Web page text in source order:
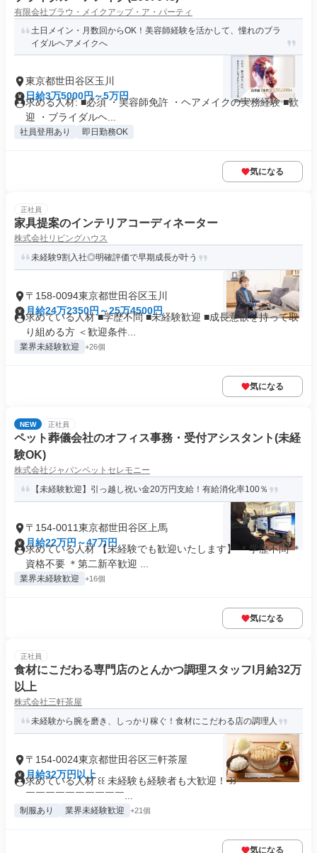
有限会社ブラウ・メイクアップ・ア・パーティ
土日メイン・月数回からOK！美容師経験を活かして、憧れのブラ
イダルヘアメイクへ
東京都世田谷区玉川
日給3万5000円～5万円
求める人材: ■必須 ・美容師免許 ・ヘアメイクの実務経験 ■歓
迎 ・ブライダルヘ...
社員登用あり 即日勤務OK
気になる
正社員
家具提案のインテリアコーディネーター
株式会社リビングハウス
未経験9割入社◎明確評価で早期成長が叶う
〒158-0094東京都世田谷区玉川
月給24万2350円～25万4500円
求めている人材 ■学歴不問 ■未経験歓迎 ■成長意欲を持って取
り組める方 ＜歓迎条件...
業界未経験歓迎 +26個
気になる
NEW 正社員
ペット葬儀会社のオフィス事務・受付アシスタント(未経
験OK)
株式会社ジャパンペットセレモニー
【未経験歓迎】引っ越し祝い金20万円支給！有給消化率100％
〒154-0011東京都世田谷区上馬
月給22万円～47万円
求めている人材 【未経験でも歓迎いたします】 ＊学歴不問 ＊
資格不要 ＊第二新卒歓迎 ...
業界未経験歓迎 +16個
気になる
正社員
食材にこだわる専門店のとんかつ調理スタッフl月給32万
以上
株式会社三軒茶屋
未経験から腕を磨き、しっかり稼ぐ！食材にこだわる店の調理人
〒154-0024東京都世田谷区三軒茶屋
月給32万円以上
求めている人材 ꒰꒰ 未経験も経験者も大歓迎！ ꒱꒱ ￣￣￣￣￣￣
￣￣￣￣￣￣￣￣￣￣...
制服あり 業界未経験歓迎 +21個
気になる